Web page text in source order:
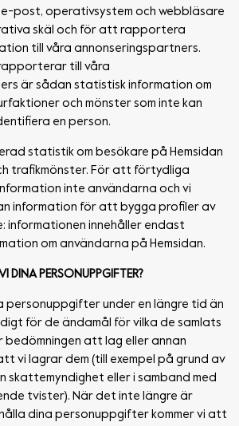
post, operativsystem och webbläsare
skäl och för att rapportera
till våra annonseringspartners.
till våra
är sådan statistisk information om
och mönster som inte kan
en person.
statistik om besökare på Hemsidan
trafikmönster. För att förtydliga
inte användarna och vi
information för att bygga profiler av
informationen innehåller endast
om användarna på Hemsidan.
DINA PERSONUPPGIFTER?
personuppgifter under en längre tid än
för de ändamål för vilka de samlats
bedömningen att lag eller annan
vi lagrar dem (till exempel på grund av
skattemyndighet eller i samband med
tvister). När det inte längre är
dina personuppgifter kommer vi att